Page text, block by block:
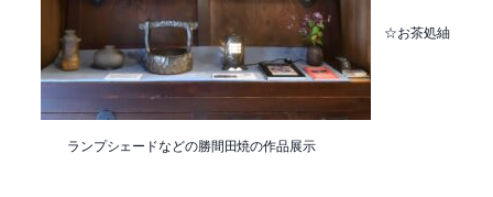
☆お茶処紬
ランプシェードなどの勝間田焼の作品展示